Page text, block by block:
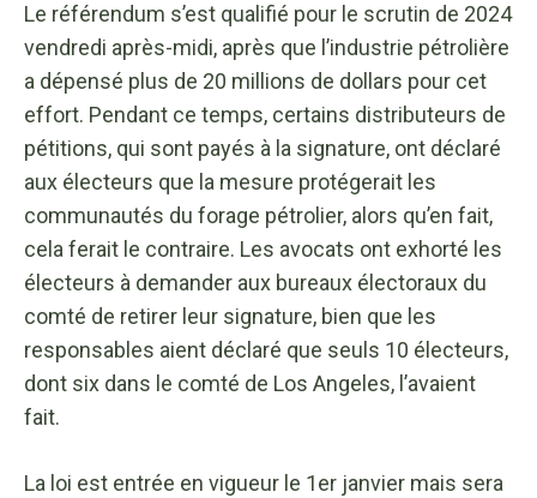
Le référendum s’est qualifié pour le scrutin de 2024
vendredi après-midi, après que l’industrie pétrolière
a dépensé plus de 20 millions de dollars pour cet
effort. Pendant ce temps, certains distributeurs de
pétitions, qui sont payés à la signature, ont déclaré
aux électeurs que la mesure protégerait les
communautés du forage pétrolier, alors qu’en fait,
cela ferait le contraire. Les avocats ont exhorté les
électeurs à demander aux bureaux électoraux du
comté de retirer leur signature, bien que les
responsables aient déclaré que seuls 10 électeurs,
dont six dans le comté de Los Angeles, l’avaient
fait.
La loi est entrée en vigueur le 1er janvier mais sera